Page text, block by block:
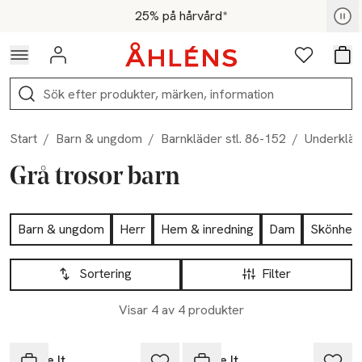
Hoppa till navigationsmenyn25% på hårvård*
För medlemmar - Shoppa nu
Logga in Favoriter
Sök
Start / Barn & ungdom / Barnkläder stl. 86-152 /
Grå trosor barn
Hoppa till produktsidan
Barn & ungdom Herr Hem & inredning Dam
Skönhet
Hoppa till produktsidan
Filter
Sortering
Visar 4 av 4 produkter
Lista över produkter